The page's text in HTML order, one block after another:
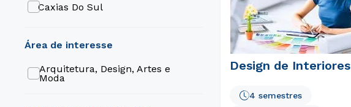
área de interesse
Arquitetura, Design, Artes e
Moda
Caxias Do Sul
Design de Interiores
4 semestres